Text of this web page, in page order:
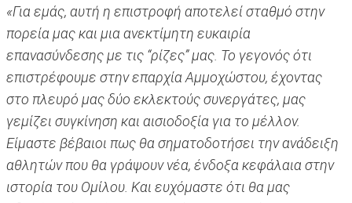
«Για εμάς, αυτή η επιστροφή αποτελεί σταθμό στην
πορεία μας και μια ανεκτίμητη ευκαιρία
επανασύνδεσης με τις “ρίζες” μας. Το γεγονός ότι
επιστρέφουμε στην επαρχία Αμμοχώστου, έχοντας
στο πλευρό μας δύο εκλεκτούς συνεργάτες, μας
γεμίζει συγκίνηση και αισιοδοξία για το μέλλον.
Είμαστε βέβαιοι πως θα σηματοδοτήσει την ανάδειξη
αθλητών που θα γράψουν νέα, ένδοξα κεφάλαια στην
ιστορία του Ομίλου. Και ευχόμαστε ότι θα μας